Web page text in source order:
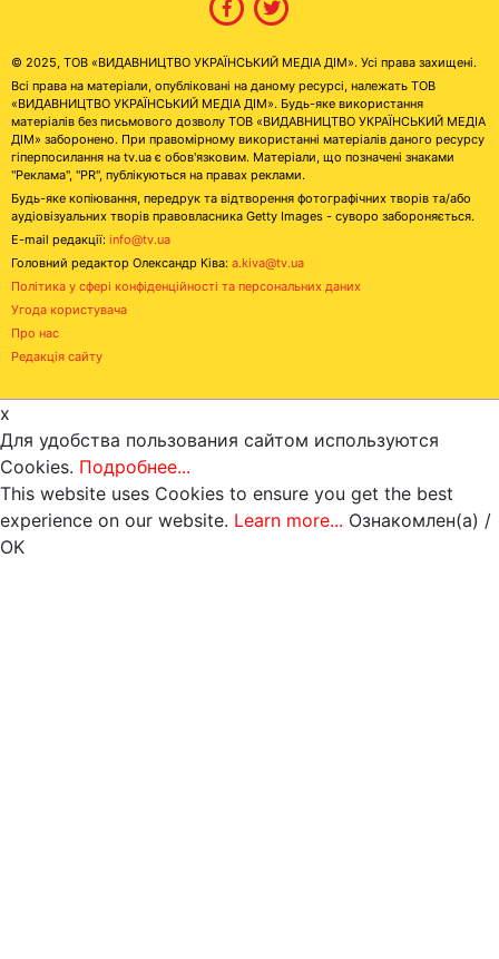
© 2025, ТОВ «ВИДАВНИЦТВО УКРАЇНСЬКИЙ МЕДІА ДІМ». Усі права захищені.
Всі права на матеріали, опубліковані на даному ресурсі, належать ТОВ
«ВИДАВНИЦТВО УКРАЇНСЬКИЙ МЕДІА ДІМ». Будь-яке використання
матеріалів без письмового дозволу ТОВ «ВИДАВНИЦТВО УКРАЇНСЬКИЙ МЕДІА
ДІМ» заборонено. При правомірному використанні матеріалів даного ресурсу
гіперпосилання на tv.ua є обов'язковим. Матеріали, що позначені знаками
"Реклама", "PR", публікуються на правах реклами.
Будь-яке копіювання, передрук та відтворення фотографічних творів та/або
аудіовізуальних творів правовласника Getty Images - суворо забороняється.
E-mail редакції: info@tv.ua
Головний редактор Олександр Ківа: a.kiva@tv.ua
Політика у сфері конфіденційності та персональних даних
Угода користувача
Про нас
Редакція сайту
x
Для удобства пользования сайтом используются
Cookies. Подробнее...
This website uses Cookies to ensure you get the best
experience on our website. Learn more... Ознакомлен(а) /
OK